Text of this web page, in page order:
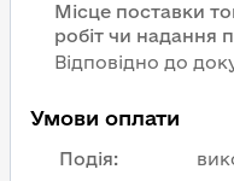
Місце поставки
робіт чи надання
Відповідно до
Умови оплати
Подія: